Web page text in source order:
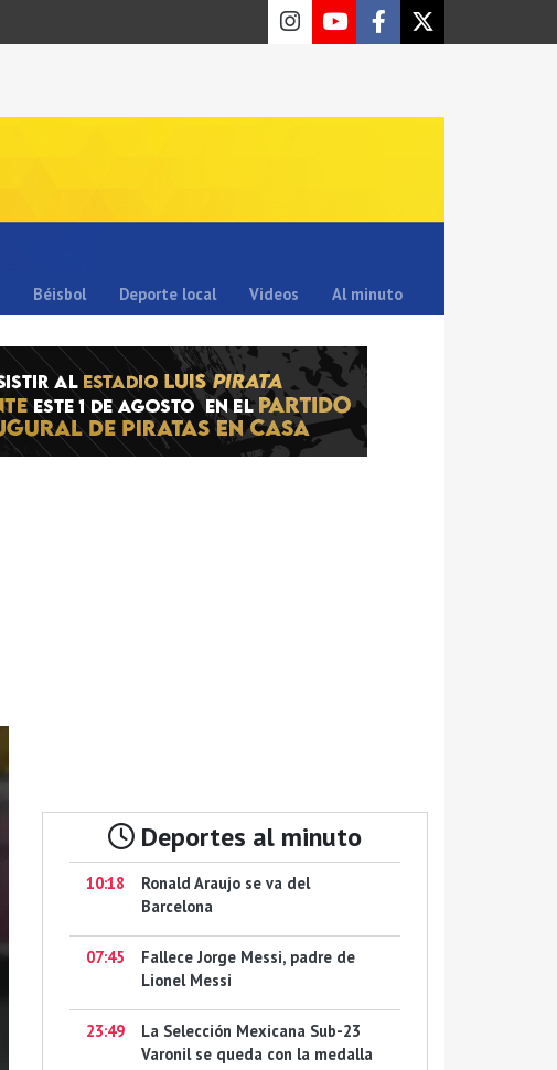
Béisbol Deporte local Videos Al minuto
Deportes al minuto
10:18
Ronald Araujo se va del
Barcelona
07:45
Fallece Jorge Messi, padre de
Lionel Messi
23:49
La Selección Mexicana Sub-23
Varonil se queda con la medalla